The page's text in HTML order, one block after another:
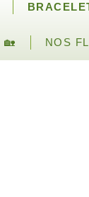
🏡 NOS